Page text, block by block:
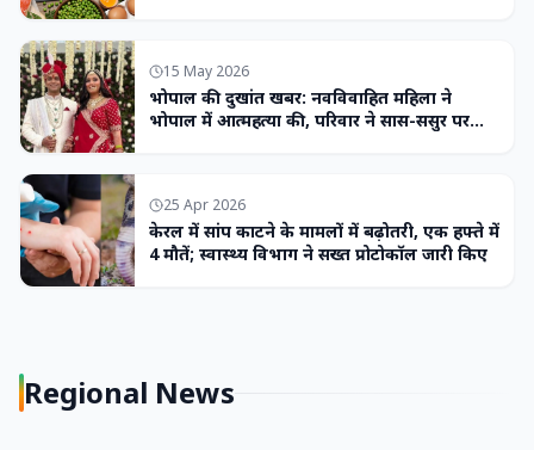
15 May 2026
भोपाल की दुखांत खबर: नवविवाहित महिला ने
भोपाल में आत्महत्या की, परिवार ने सास-ससुर पर
25 Apr 2026
केरल में सांप काटने के मामलों में बढ़ोतरी, एक हफ्ते में
4 मौतें; स्वास्थ्य विभाग ने सख्त प्रोटोकॉल जारी किए
Regional News